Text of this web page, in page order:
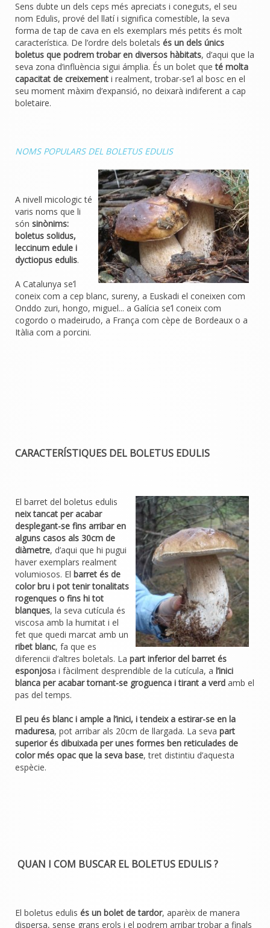
Sens dubte un dels ceps més apreciats i coneguts, el seu
nom Edulis, prové del llatí i significa comestible, la seva
forma de tap de cava en els exemplars més petits és molt
característica. De l’ordre dels boletals és un dels únics
boletus que podrem trobar en diversos hàbitats, d’aqui que la
seva zona d’influència sigui ámplia. És un bolet queté molta
capacitat de creixement i realment, trobar-se’l al bosc en el
seu moment màxim d’expansió, no deixarà indiferent a cap
boletaire.
NOMS POPULARS DEL BOLETUS EDULIS
A nivell micologic té
varis noms que li
són sinònims:
boletus solidus,
leccinum edule i
dyctiopus edulis.
A Catalunya se’l
coneix com a cep blanc, sureny, a Euskadi el coneixen com
Onddo zuri, hongo, miguel... a Galícia se’l coneix com
cogordo o madeirudo, a França com cèpe de Bordeaux o a
Itàlia com a porcini.
CARACTERÍSTIQUES DEL BOLETUS EDULIS
El barret del boletus edulis
neix tancat per acabar
desplegant-se fins arribar en
alguns casos als 30cm de
diàmetre, d’aqui que hi pugui
haver exemplars realment
volumiosos. El barret és de
color bru i pot tenir tonalitats
rogenques o fins hi tot
blanques, la seva cutícula és
viscosa amb la humitat i el
fet que quedi marcat amb un
ribet blanc, fa que es
diferencii d’altres boletals. La part inferior del barret és
esponjosa i fàcilment desprendible de la cutícula, a l’inici
blanca per acabar tornant-se groguenca i tirant a verd amb el
pas del temps.
El peu és blanc i ample a l’inici, i tendeix a estirar-se en la
maduresa, pot arribar als 20cm de llargada. La seva part
superior és dibuixada per unes formes ben reticulades de
color més opac que la seva base, tret distintiu d’aquesta
espècie.
QUAN I COM BUSCAR EL BOLETUS EDULIS ?
El boletus edulis és un bolet de tardor, aparèix de manera
dispersa, sense grans erols i el podrem arribar trobar a finals